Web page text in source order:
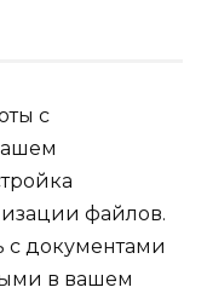
с
файлов.
с документами
в вашем